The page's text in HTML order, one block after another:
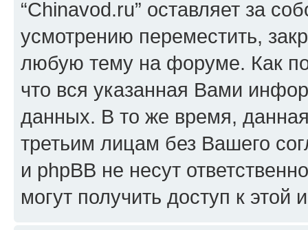
“Chinavod.ru” оставляет за
усмотрению переместить,
любую тему на форуме. Как
что вся указанная Вами
данных. В то же время,
третьим лицам без Вашего
и phpBB не несут
могут получить доступ к